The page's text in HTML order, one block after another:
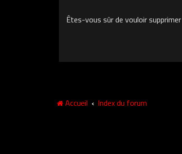
Êtes-vous sûr de vouloir
Accueil Index du forum